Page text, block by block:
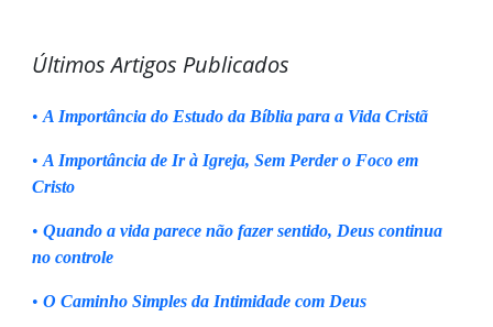
Últimos Artigos Publicados
• A Importância do Estudo da Bíblia para a Vida Cristã
• A Importância de Ir à Igreja, Sem Perder o Foco em
Cristo
• Quando a vida parece não fazer sentido, Deus continua
no controle
• O Caminho Simples da Intimidade com Deus